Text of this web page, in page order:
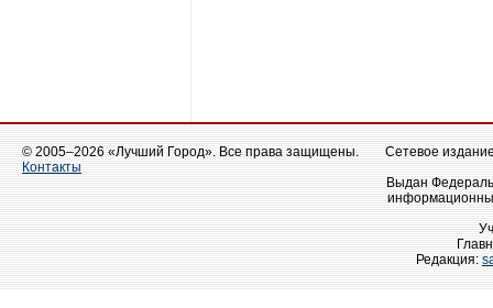
© 2005–2026 «Лучший Город». Все права защищены.
Контакты
Сетевое
Выдан
Редакция: